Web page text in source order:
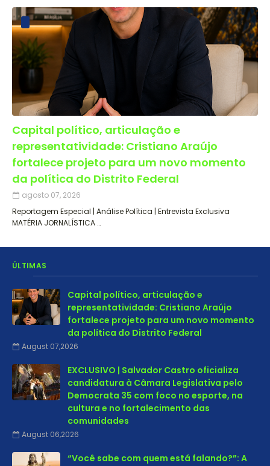
Capital político, articulação e
representatividade: Cristiano Araújo
fortalece projeto para um novo momento
da política do Distrito Federal
agosto 07, 2026
Reportagem Especial | Análise Política | Entrevista Exclusiva
MATÉRIA JORNALÍSTICA …
ÚLTIMAS
Capital político, articulação e
representatividade: Cristiano Araújo
fortalece projeto para um novo momento
da política do Distrito Federal
August 07,2026
EXCLUSIVO | Salvador Castro oficializa
candidatura à Câmara Legislativa pelo
Democrata 35 com foco no esporte, na
cultura e no fortalecimento das
comunidades
August 06,2026
“Você sabe com quem está falando?”: A